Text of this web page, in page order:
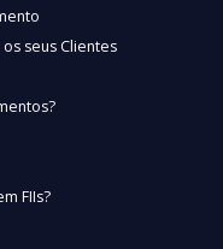
seus Clientes
FIIs?